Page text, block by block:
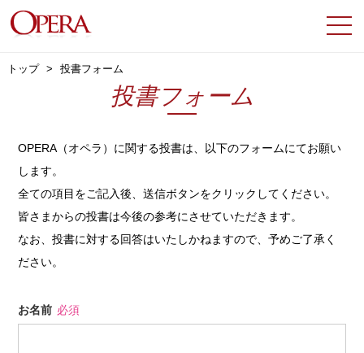
トップ 投書フォーム
投書フォーム
OPERA（オペラ）に関する投書は、以下のフォームにてお願い
します。
全ての項目をご記入後、送信ボタンをクリックしてください。
皆さまからの投書は今後の参考にさせていただきます。
なお、投書に対する回答はいたしかねますので、予めご了承く
ださい。
お名前 必須